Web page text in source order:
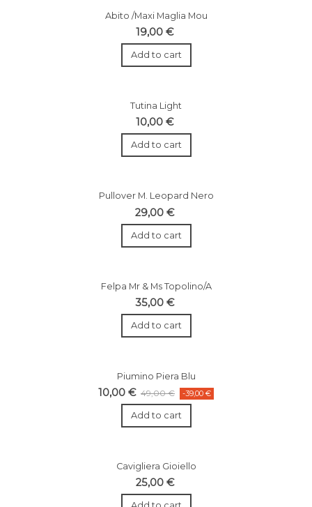
Abito /Maxi Maglia Mou
19,00 €
Add to cart
Tutina Light
10,00 €
Add to cart
Pullover M. Leopard Nero
29,00 €
Add to cart
Felpa Mr & Ms Topolino/A
35,00 €
Add to cart
Piumino Piera Blu
10,00 € 49,00 € -39,00 €
Add to cart
Cavigliera Gioiello
25,00 €